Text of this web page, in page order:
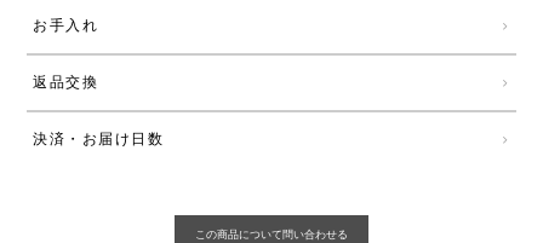
お手入れ
返品交換
決済・お届け日数